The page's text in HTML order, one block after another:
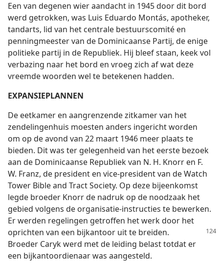
Een van degenen wier aandacht in 1945 door dit bord
werd getrokken, was Luis Eduardo Montás, apotheker,
tandarts, lid van het centrale bestuurscomité en
penningmeester van de Dominicaanse Partij, de enige
politieke partij in de Republiek. Hij bleef staan, keek vol
verbazing naar het bord en vroeg zich af wat deze
vreemde woorden wel te betekenen hadden.
EXPANSIEPLANNEN
De eetkamer en aangrenzende zitkamer van het
zendelingenhuis moesten anders ingericht worden
om op de avond van 22 maart 1946 meer plaats te
bieden. Dit was ter gelegenheid van het eerste bezoek
aan de Dominicaanse Republiek van N. H. Knorr en F.
W. Franz, de president en vice-president van de Watch
Tower Bible and Tract Society. Op deze bijeenkomst
legde broeder Knorr de nadruk op de noodzaak het
gebied volgens de organisatie-instructies te bewerken.
Er werden regelingen getroffen het werk door het
oprichten van een bijkantoor uit te breiden.
Broeder Caryk werd met de leiding belast totdat er
een bijkantoordienaar was aangesteld.